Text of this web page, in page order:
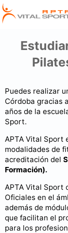
Puedes realizar
Córdoba gracias
años de la
Sport.
APTA Vital Sport
modalidades de
acreditación del
Formación).
APTA Vital Sport
Oficiales en el
además de
que facilitan el
para los